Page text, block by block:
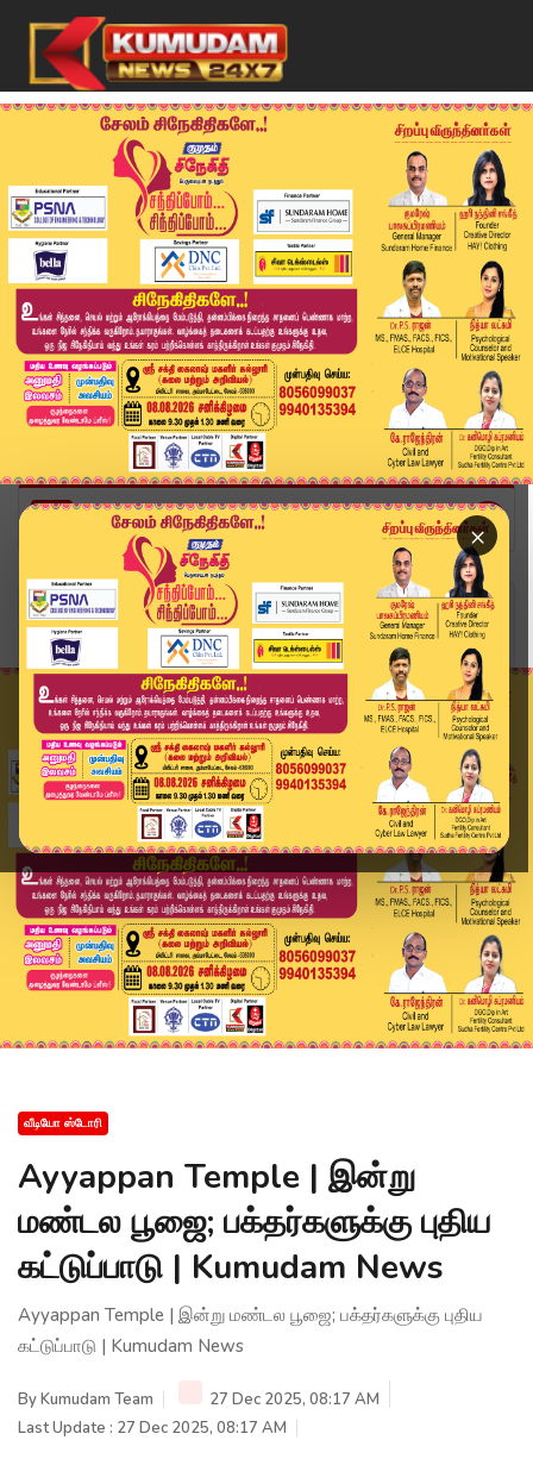
×
Home
வீடியோ ஸ்டோரி
Ayyappan Temple | இன்று மண்டல பூஜை; பக்தர்களுக்...
வீடியோ ஸ்டோரி
Ayyappan Temple | இன்று
மண்டல பூஜை; பக்தர்களுக்கு புதிய
கட்டுப்பாடு | Kumudam News
Ayyappan Temple | இன்று மண்டல பூஜை; பக்தர்களுக்கு புதிய
கட்டுப்பாடு | Kumudam News
ByKumudam Team
27 Dec 2025, 08:17 AM
Last Update : 27 Dec 2025, 08:17 AM